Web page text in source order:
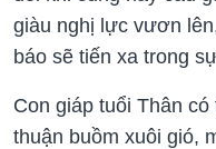
giàu nghị lực vươn
báo sẽ tiến xa trong
Con giáp tuổi Thân
thuận buồm xuôi gió,